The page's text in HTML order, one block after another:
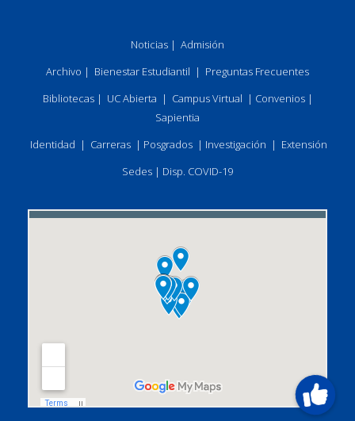
Noticias | Admisión
Archivo | Bienestar Estudiantil | Preguntas Frecuentes
Bibliotecas| UC Abierta | Campus Virtual | Convenios|
Sapientia
Identidad | Carreras | Posgrados | Investigación | Extensión
Sedes | Disp. COVID-19